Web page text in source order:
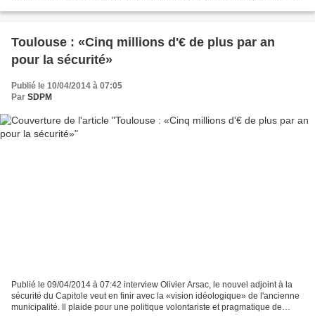
Toulouse : «Cinq millions d'€ de plus par an
pour la sécurité»
Publié le 10/04/2014 à 07:05
Par SDPM
Publié le 09/04/2014 à 07:42 interview Olivier Arsac, le nouvel adjoint à la
sécurité du Capitole veut en finir avec la «vision idéologique» de l'ancienne
municipalité. Il plaide pour une politique volontariste et pragmatique de